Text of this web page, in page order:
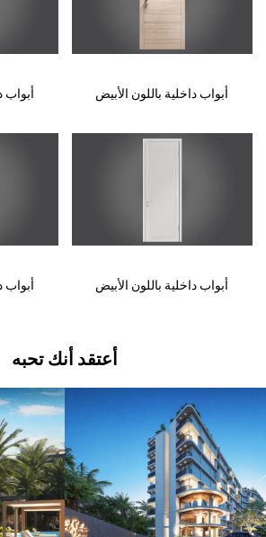
أبواب أبواب داخلية باللون الأبيض
أبواب أبواب داخلية باللون الأبيض
أعتقد أنك تحبه